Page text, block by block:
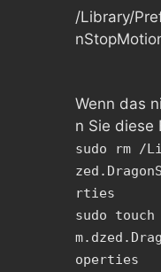
/Library/
Wenn das
n Sie diese
sudo rm /
rties
sudo
operties